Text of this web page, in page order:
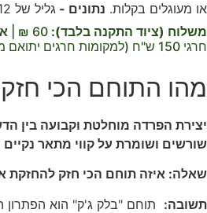
או מעוגלים בקלות. נתונים - גליל של 18/12 מטר, גובה 13 ס"מ.
משלוח (ציוד התקנה בלבד):
60 ₪ |
חרגי 150 ש"ח (למקומות חרגים יתואם מראש)
מהו התוחם הכי
יצירת הפרדה מוחלטת וקבועה בין
שורשים ושומרת על קווי מתאר
שאלה: איזה תוחם הכי חזק להחזקת
תשובה: תוחם "בלק ג'ק" הוא הפתרון